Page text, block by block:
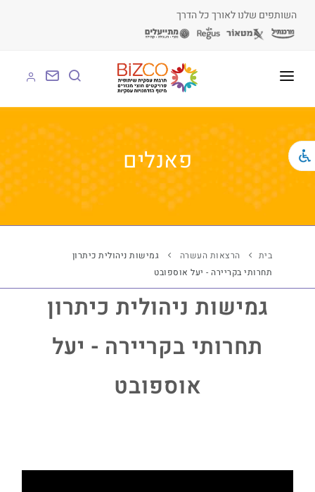
השותפים שלנו לאורך כל הדרך
על BIZCO
BIZCO לעסקים
BIZCO לרשויות
לומדים עם BIZCO
פאנלים
בית הרצאות העשרה
גמישות ניהולית כיתרון
תחרותי בקריירה - יעל אוספובט
גמישות ניהולית כיתרון
תחרותי בקריירה - יעל
אוספובט